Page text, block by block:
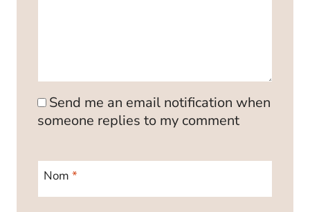
Send me an email notification when
someone replies to my comment
Nom *